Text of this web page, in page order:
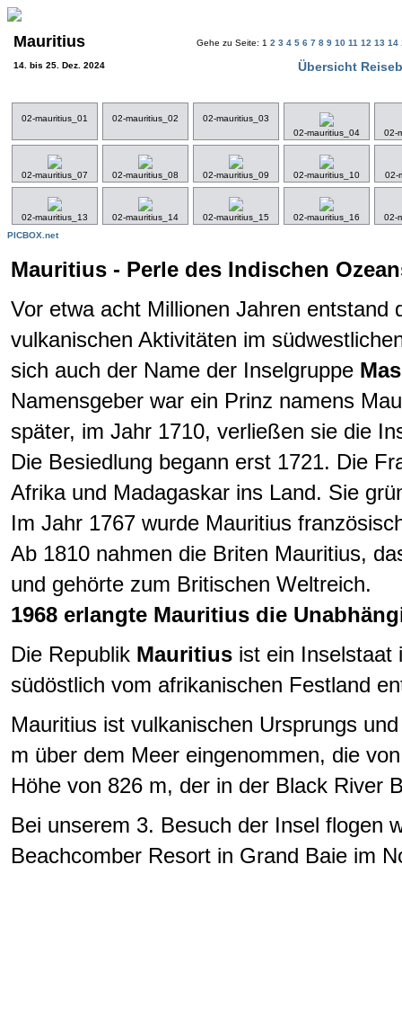
Mauritius
14. bis 25. Dez. 2024
Gehe zu Seite: 1 2 3 4 5 6 7 8 9 10 11 12 13 14
Übersicht
02-mauritius_01 02-mauritius_02
02-mauritius_03
02-mauritius_04
02-
02-mauritius_07 02-mauritius_08 02-mauritius_09 02-mauritius_10 02-
02-mauritius_13 02-mauritius_14 02-mauritius_15 02-mauritius_16
02-
PICBOX.net
Mauritius - Perle des Indischen
Vor etwa acht Millionen Jahren entstand
vulkanischen Aktivitäten im
sich auch der Name der Inselgruppe
Namensgeber war ein Prinz namens
später, im Jahr 1710, verließen sie die
Die Besiedlung begann erst 1721. Die
Afrika und Madagaskar ins Land. Sie
Im Jahr 1767 wurde Mauritius
Ab 1810 nahmen die Briten Mauritius,
und gehörte zum Britischen Weltreich.
1968 erlangte Mauritius die
Die Republik Mauritius ist ein Inselstaat
südöstlich vom afrikanischen Festland
Mauritius ist vulkanischen Ursprungs
m über dem Meer eingenommen, die
Höhe von 826 m, der in der Black River
Bei unserem 3. Besuch der Insel flogen
Beachcomber Resort in Grand Baie im